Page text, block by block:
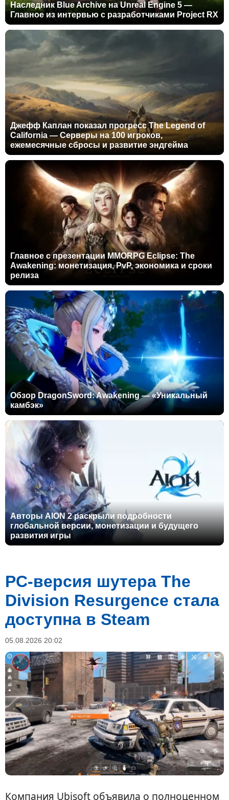
Наследник Blue Archive на Unreal Engine 5 —
Главное из интервью с разработчиками Project RX
Джефф Каплан показал прогресс The Legend of
California — Серверы на 100 игроков,
ежемесячные сбросы и развитие эндгейма
Главное с презентации MMORPG Eclipse: The
Awakening: монетизация, PvP, экономика и сроки
релиза
Обзор DragonSword: Awakening — «Уникальный
камбэк»
Авторы AION 2 раскрыли подробности
глобальной версии, монетизации и будущего
развития игры
PC-версия шутера The
Division Resurgence стала
доступна в Steam
05.08.2026 20:02
Компания Ubisoft объявила о полноценном